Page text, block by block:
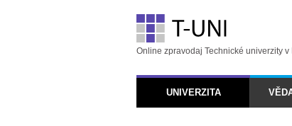
Online zpravodaj Technické univerzity v
UNIVERZITA